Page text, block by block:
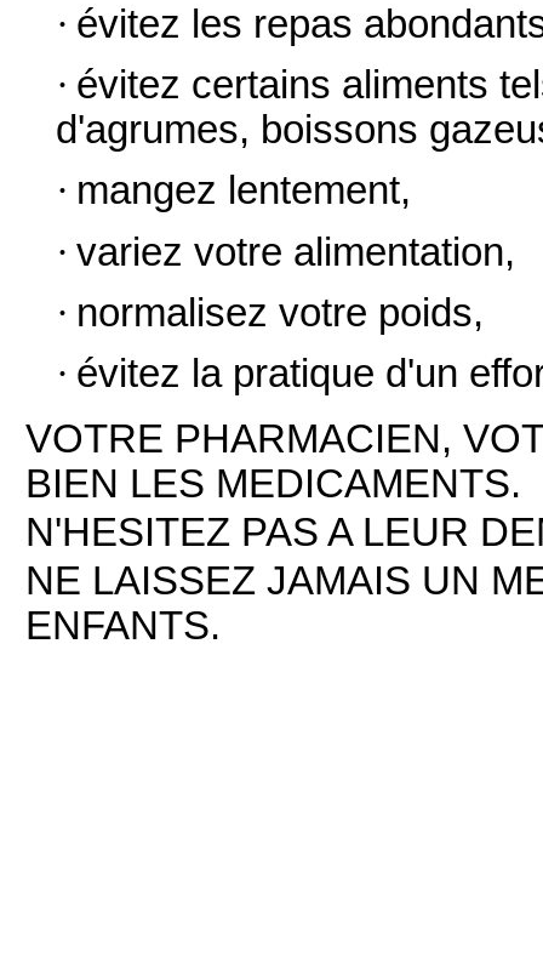
· évitez les repas
· évitez certains aliments
d'agrumes, boissons
· mangez lentement,
· variez votre alimentation,
· normalisez votre poids,
· évitez la pratique d'un
VOTRE PHARMACIEN,
BIEN LES MEDICAMENTS.
N'HESITEZ PAS A LEUR
NE LAISSEZ JAMAIS UN
ENFANTS.